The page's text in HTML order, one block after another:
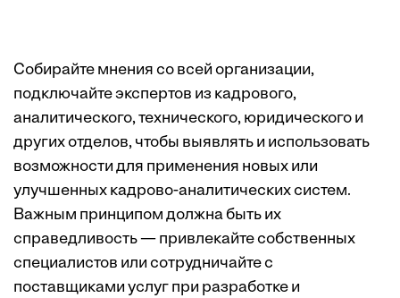
Собирайте мнения со всей организации,
подключайте экспертов из кадрового,
аналитического, технического, юридического и
других отделов, чтобы выявлять и использовать
возможности для применения новых или
улучшенных кадрово-аналитических систем.
Важным принципом должна быть их
справедливость — привлекайте собственных
специалистов или сотрудничайте с
поставщиками услуг при разработке и